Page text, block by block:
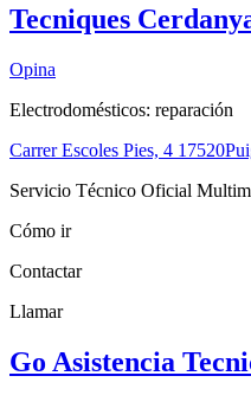
Tecniques
Opina
Electrodomésticos: reparación
Carrer Escoles Pies, 4 17520
Servicio Técnico Oficial
Cómo ir
Contactar
Llamar
Go Asistencia